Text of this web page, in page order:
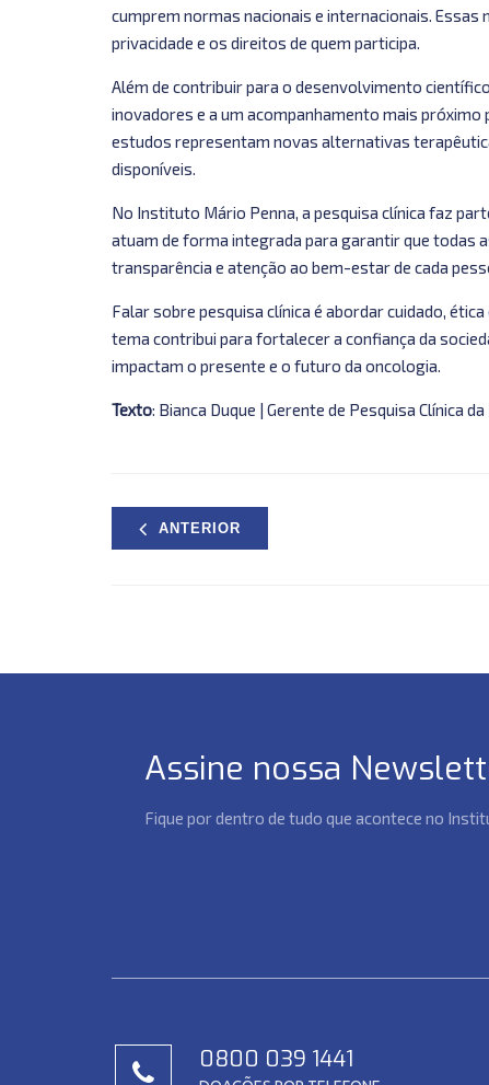
cumprem normas nacionais e internacionais.
privacidade e os direitos de quem participa.
Além de contribuir para o desenvolvimento
inovadores e a um acompanhamento mais
estudos representam novas alternativas
disponíveis.
No Instituto Mário Penna, a pesquisa clínica faz
atuam de forma integrada para garantir que todas
transparência e atenção ao bem-estar de cada
Falar sobre pesquisa clínica é abordar cuidado,
tema contribui para fortalecer a confiança da
impactam o presente e o futuro da oncologia.
Texto: Bianca Duque | Gerente de Pesquisa Clínica
ANTERIOR
Assine nossa
Fique por dentro de tudo que acontece no
0800 039 1441